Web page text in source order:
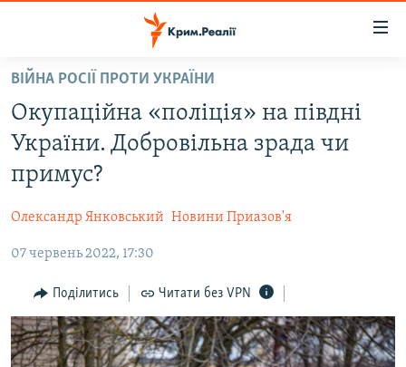
Перейти
основного
матеріалу
Перейти
до
основної
Перейти
пошуку
ВОДА.КРИМ
ВІДЕО ТА ФОТО
БЛОГИ
ПОГЛЯД
ІНТЕРВ'Ю
ВСЕ ЗА ДЕНЬ
СПЕЦПРОЕКТИ
ВІЙНА РОСІЇ ПРОТИ УКРАЇНИ
Окупаційна «поліція» на півдні
України. Добровільна зрада чи
примус?
Олександр Янковський Новини Приазов'я
07 червень 2022, 17:30
Поділитись Читати без VPN